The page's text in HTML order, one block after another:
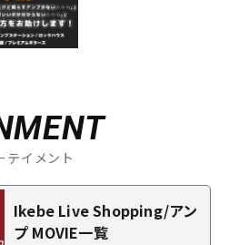
テイメント
Ikebe Live Shopping/アン
プ MOVIE一覧